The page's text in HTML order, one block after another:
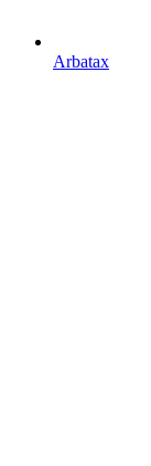
Arbatax